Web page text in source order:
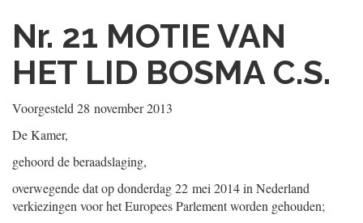
Nr. 21 MOTIE VAN
HET LID BOSMA C.S.
Voorgesteld 28 november 2013
De Kamer,
gehoord de beraadslaging,
overwegende dat op donderdag 22 mei 2014 in Nederland
verkiezingen voor het Europees Parlement worden gehouden;